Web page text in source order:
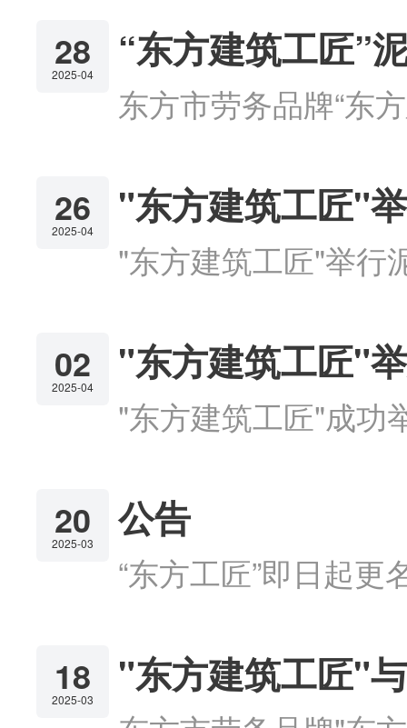
28
2025-04
“东方建筑工匠”
东方市劳务品牌“东
26
2025-04
"东方建筑工匠"
"东方建筑工匠"举行
02
2025-04
"东方建筑工匠"
"东方建筑工匠"成功
20
2025-03
公告
“东方工匠”即日起更
18
2025-03
"东方建筑工匠"